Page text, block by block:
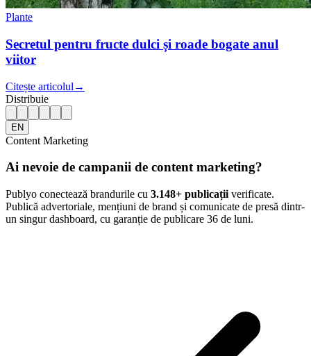
Plante
Secretul pentru fructe dulci și roade bogate anul
viitor
Citește articolul →
Distribuie
EN
Content Marketing
Ai nevoie de campanii de content marketing?
Publyo conectează brandurile cu 3.148+ publicații verificate.
Publică advertoriale, mențiuni de brand și comunicate de presă dintr-
un singur dashboard, cu garanție de publicare 36 de luni.